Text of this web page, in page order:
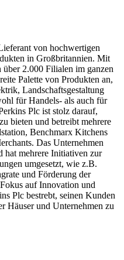
von hochwertigen
in Großbritannien. Mit
2.000 Filialen im ganzen
Palette von Produkten an,
Landschaftsgestaltung
für Handels- als auch für
Plc ist stolz darauf,
bieten und betreibt mehrere
Benchmarx Kitchens
Das Unternehmen
hat mehrere Initiativen zur
umgesetzt, wie z.B.
und Förderung der
auf Innovation und
Plc bestrebt, seinen Kunden
Häuser und Unternehmen zu